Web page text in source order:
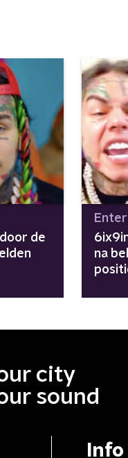
de
na
city
sound
Info